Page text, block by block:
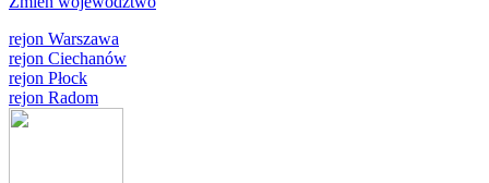
rejon Warszawa
rejon Ciechanów
rejon Płock
rejon Radom